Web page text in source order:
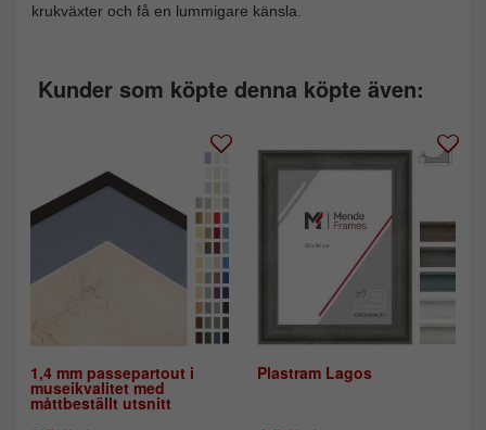
krukväxter och få en lummigare känsla.
Kunder som köpte denna köpte även:
1,4 mm passepartout i
museikvalitet med
måttbeställt utsnitt
Plastram Lagos